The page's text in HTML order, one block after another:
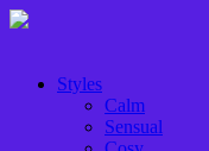
Styles
Calm
Sensual